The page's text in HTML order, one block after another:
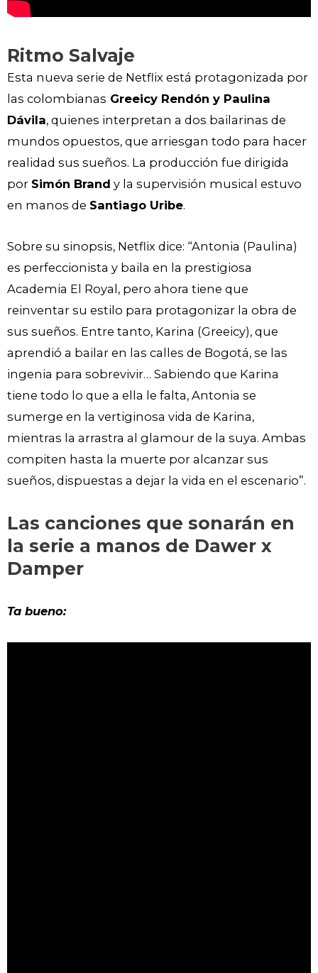
Ritmo Salvaje
Esta nueva serie de Netflix está protagonizada por
las colombianas Greeicy Rendón y Paulina
Dávila, quienes interpretan a dos bailarinas de
mundos opuestos, que arriesgan todo para hacer
realidad sus sueños. La producción fue dirigida
por Simón Brand y la supervisión musical estuvo
en manos de Santiago Uribe.
Sobre su sinopsis, Netflix dice: “Antonia (Paulina)
es perfeccionista y baila en la prestigiosa
Academia El Royal, pero ahora tiene que
reinventar su estilo para protagonizar la obra de
sus sueños. Entre tanto, Karina (Greeicy), que
aprendió a bailar en las calles de Bogotá, se las
ingenia para sobrevivir… Sabiendo que Karina
tiene todo lo que a ella le falta, Antonia se
sumerge en la vertiginosa vida de Karina,
mientras la arrastra al glamour de la suya. Ambas
compiten hasta la muerte por alcanzar sus
sueños, dispuestas a dejar la vida en el escenario”.
Las canciones que sonarán en
la serie a manos de Dawer x
Damper
Ta bueno: